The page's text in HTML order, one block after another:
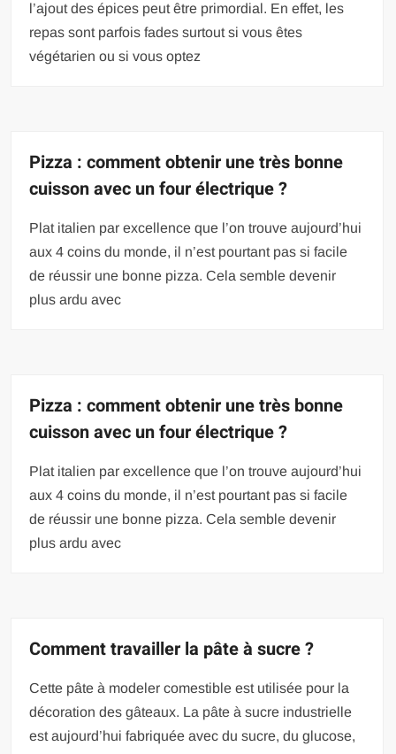
l’ajout des épices peut être primordial. En effet, les
repas sont parfois fades surtout si vous êtes
végétarien ou si vous optez
Pizza : comment obtenir une très bonne
cuisson avec un four électrique ?
Plat italien par excellence que l’on trouve aujourd’hui
aux 4 coins du monde, il n’est pourtant pas si facile
de réussir une bonne pizza. Cela semble devenir
plus ardu avec
Pizza : comment obtenir une très bonne
cuisson avec un four électrique ?
Plat italien par excellence que l’on trouve aujourd’hui
aux 4 coins du monde, il n’est pourtant pas si facile
de réussir une bonne pizza. Cela semble devenir
plus ardu avec
Comment travailler la pâte à sucre ?
Cette pâte à modeler comestible est utilisée pour la
décoration des gâteaux. La pâte à sucre industrielle
est aujourd’hui fabriquée avec du sucre, du glucose,